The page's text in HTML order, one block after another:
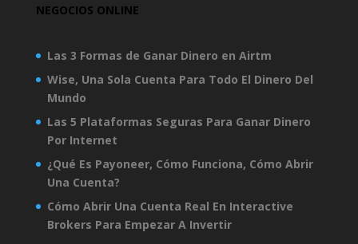
NEGOCIOS ONLINE
Las 3 Formas de Ganar Dinero en Airtm
Wise, Una Sola Cuenta Para Todo El Dinero Del
Mundo
Las 5 Plataformas Seguras Para Ganar Dinero
Por Internet
¿Qué Es Payoneer, Cómo Funciona, Cómo Abrir
Una Cuenta?
Cómo Abrir Una Cuenta Real En Interactive
Brokers Para Empezar A Invertir